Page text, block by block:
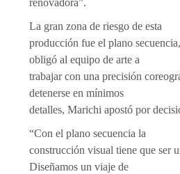
renovadora”.
La gran zona de riesgo de esta
producción fue el plano
obligó al equipo de arte a
trabajar con una precisión
detenerse en mínimos
detalles, Marichi apostó por
“Con el plano secuencia la
construcción visual tiene que ser
Diseñamos un viaje de